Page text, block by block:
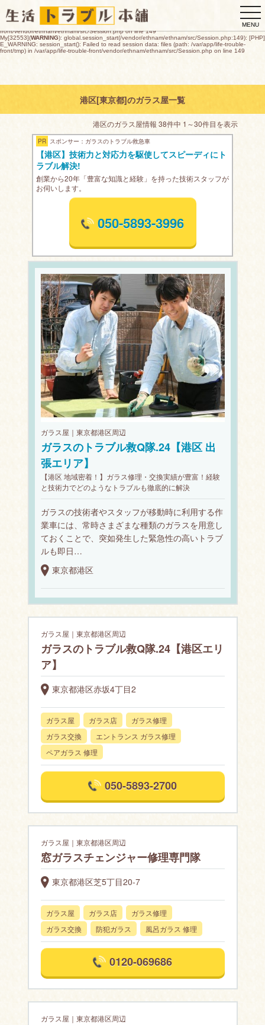
E_WARNING: session_start(): open(/var/app/life-trouble-
front/tmp/sess_3910cbcbfa08200fd2d95e5f2fc35d19b4944f6b36ce51ab8c7270ddafbdc745,
O_RDWR) failed: デバイスに空き領域がありません (28) in /var/app/life-trouble-
front/vendor/ethnam/ethnam/src/Session.php on line 149
My[32553](WARNING): global.session_start(/vendor/ethnam/ethnam/src/Session.php:149): [PHP]
E_WARNING: session_start(): Failed to read session data: files (path: /var/app/life-trouble-
front/tmp) in /var/app/life-trouble-front/vendor/ethnam/ethnam/src/Session.php on line 149
MENU
港区[東京都]のガラス屋一覧
港区のガラス屋情報 38件中 1～30件目を表示
PR スポンサー：ガラスのトラブル救急車
【港区】技術力と対応力を駆使してスピーディにト
ラブル解決!
創業から20年「豊富な知識と経験」を持った技術スタッフが
お伺いします。
050-5893-3996
ガラス屋｜東京都港区周辺
ガラスのトラブル救Q隊.24【港区 出
張エリア】
【港区 地域密着！】ガラス修理・交換実績が豊富！経験
と技術力でどのようなトラブルも徹底的に解決
ガラスの技術者やスタッフが移動時に利用する作
業車には、常時さまざまな種類のガラスを用意し
ておくことで、突如発生した緊急性の高いトラブ
ルも即日…
東京都港区
ガラス屋｜東京都港区周辺
ガラスのトラブル救Q隊.24【港区エリ
ア】
東京都港区赤坂4丁目2
ガラス屋 ガラス店
ガラス修理
ガラス交換
エントランス ガラス修理
ペアガラス 修理
050-5893-2700
ガラス屋｜東京都港区周辺
窓ガラスチェンジャー修理専門隊
東京都港区芝5丁目20-7
ガラス屋 ガラス店
ガラス修理
ガラス交換
防犯ガラス 風呂ガラス 修理
0120-069686
ガラス屋｜東京都港区周辺